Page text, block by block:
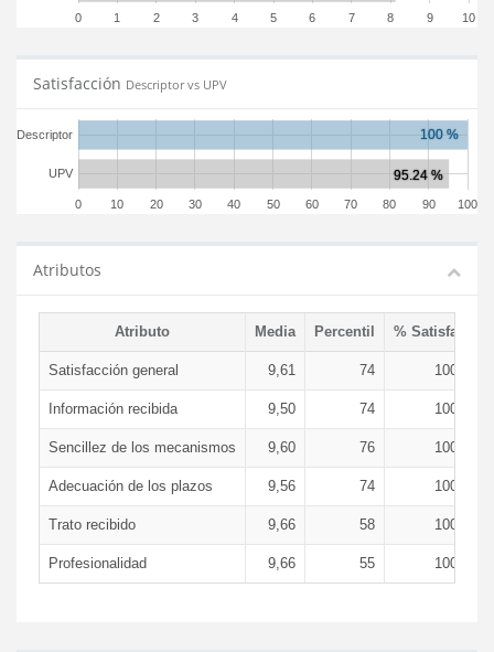
0 1 2 3 4 5 6 7 8 9 10
Satisfacción Descriptor vs UPV
0 10 20 30 40 50 60 70 80 90 100
UPV
Descriptor
Atributos
Atributo Media Percentil % Satisfacción
Satisfacción general 9,61 74 100,00 %
Información recibida 9,50 74 100,00 %
Sencillez de los mecanismos 9,60 76 100,00 %
Adecuación de los plazos 9,56 74 100,00 %
Trato recibido 9,66 58 100,00 %
Profesionalidad 9,66 55 100,00 %